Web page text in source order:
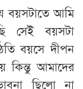
বয়সটাতে আমি
সেই বয়সটা
বয়সে দীপন
কিন্তু আমাদের
ছিলো না